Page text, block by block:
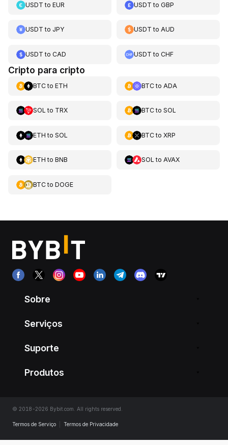
USDT to EUR USDT toGBP
USDT to JPY USDT toAUD
USDT to CAD USDT toCHF
Cripto para cripto
BTCto ETH BTCto ADA
SOL to TRX BTCto SOL
ETH to SOL BTCto XRP
ETH to BNB SOL to AVAX
BTCto DOGE
Sobre
Serviços
Suporte
Produtos
© 2018-2026 Bybit.com. All rights reserved.
Termos de Serviço Termos de Privacidade